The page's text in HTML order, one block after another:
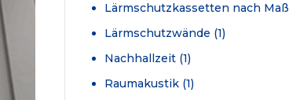
Lärmschutzkassetten nach Maß
Lärmschutzwände (1)
Nachhallzeit(1)
Raumakustik(1)